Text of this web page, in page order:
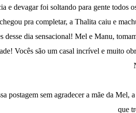
e devagar foi soltando para gente todos
pra completar, a Thalita caiu e
desse dia sensacional! Mel e Manu,
Vocês são um casal incrível e muito
postagem sem agradecer a mãe da
que